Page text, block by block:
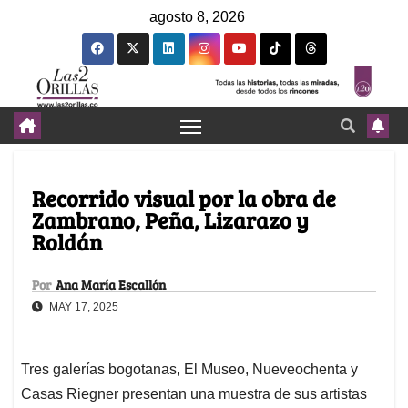
agosto 8, 2026
Recorrido visual por la obra de
Zambrano, Peña, Lizarazo y
Roldán
Por Ana María Escallón
MAY 17, 2025
Tres galerías bogotanas, El Museo, Nueveochenta y
Casas Riegner presentan una muestra de sus artistas